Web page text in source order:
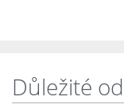
Důležité